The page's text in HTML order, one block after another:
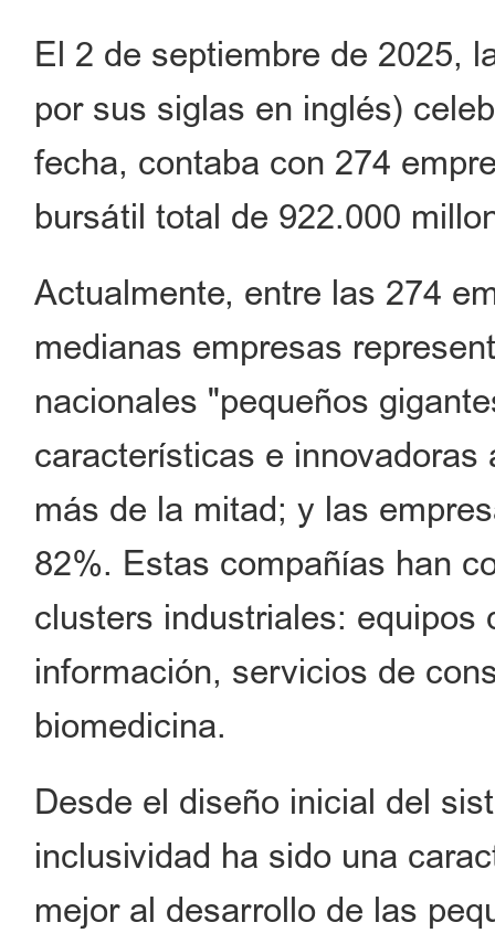
El 2 de septiembre de 2025,
por sus siglas en inglés)
fecha, contaba con 274
bursátil total de 922.000
Actualmente, entre las 274
medianas empresas
nacionales "pequeños
características e
más de la mitad; y las
82%. Estas compañías han
clusters industriales: equipos
información, servicios de
biomedicina.
Desde el diseño inicial del
inclusividad ha sido una
mejor al desarrollo de las